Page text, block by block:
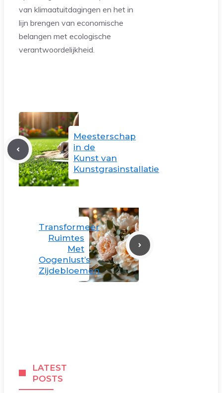
van klimaatuitdagingen en het in
lijn brengen van economische
belangen met ecologische
verantwoordelijkheid.
Meesterschap
in de
Kunst van
Kunstgrasinstallatie
Transformeer
Ruimtes
Met
Oogenlust’s
Zijdebloemen
LATEST
POSTS